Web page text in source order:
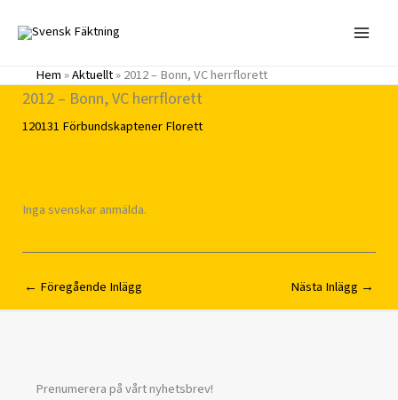
innehåll
Hem»Aktuellt»2012 – Bonn, VC herrflorett
2012 – Bonn, VC herrflorett
120131 FörbundskaptenerFlorett
Inga svenskar anmälda.
← Föregående Inlägg Nästa Inlägg →
Prenumerera på vårt nyhetsbrev!